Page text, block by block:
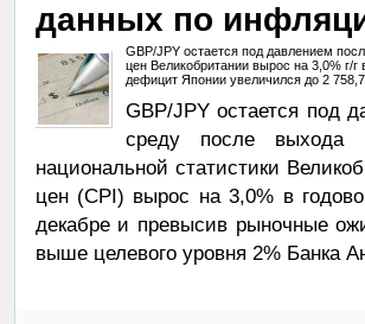
данных по
GBP/JPY остается под давлением
цен Великобритании вырос на 3,0% г/
дефицит Японии увеличился до 2
GBP/JPY остается под
среду после
национальной статистики
цен (CPI) вырос на 3,0% в
декабре и превысив рыночные
выше целевого уровня 2% Банка